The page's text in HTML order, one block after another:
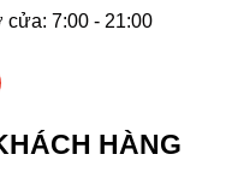
7:00 - 21:00
HÀNG